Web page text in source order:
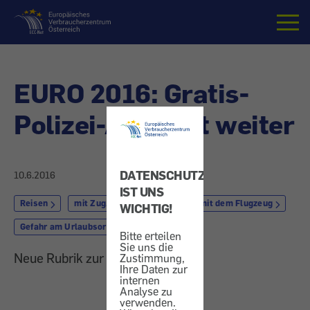
DATENSCHUTZ
IST UNS
WICHTIG!
Bitte erteilen
Sie uns die
Zustimmung,
Ihre Daten zur
internen
Analyse zu
verwenden.
Startseite
EURO 2016: Gratis-
Polizei-App hilft weiter
10.6.2016
Reisen mit Zug, Bus oder Schiff mit dem Flugzeug
Gefahr am Urlaubsort
Neue Rubrik zur Fußball-EM